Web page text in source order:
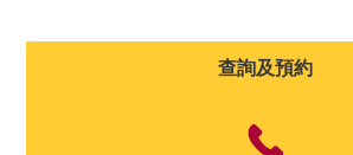
查詢及預約